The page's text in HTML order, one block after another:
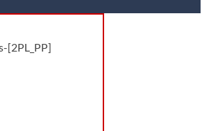
[2PL_PP]